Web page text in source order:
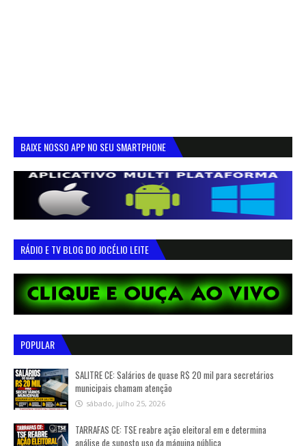
BAIXE NOSSO APP NO SEU SMARTPHONE
RÁDIO E TV BLOG DO JOCÉLIO LEITE
POPULAR
SALITRE CE: Salários de quase R$ 20 mil para secretários
municipais chamam atenção
sábado, julho 25, 2026
TARRAFAS CE: TSE reabre ação eleitoral em e determina
análise de suposto uso da máquina pública